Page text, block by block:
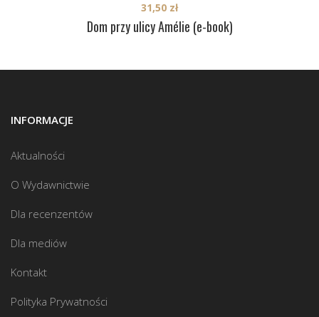
Dom przy ulicy Amélie (e-book)
31,50 zł
INFORMACJE
Aktualności
O Wydawnictwie
Dla recenzentów
Dla mediów
Kontakt
Polityka Prywatności